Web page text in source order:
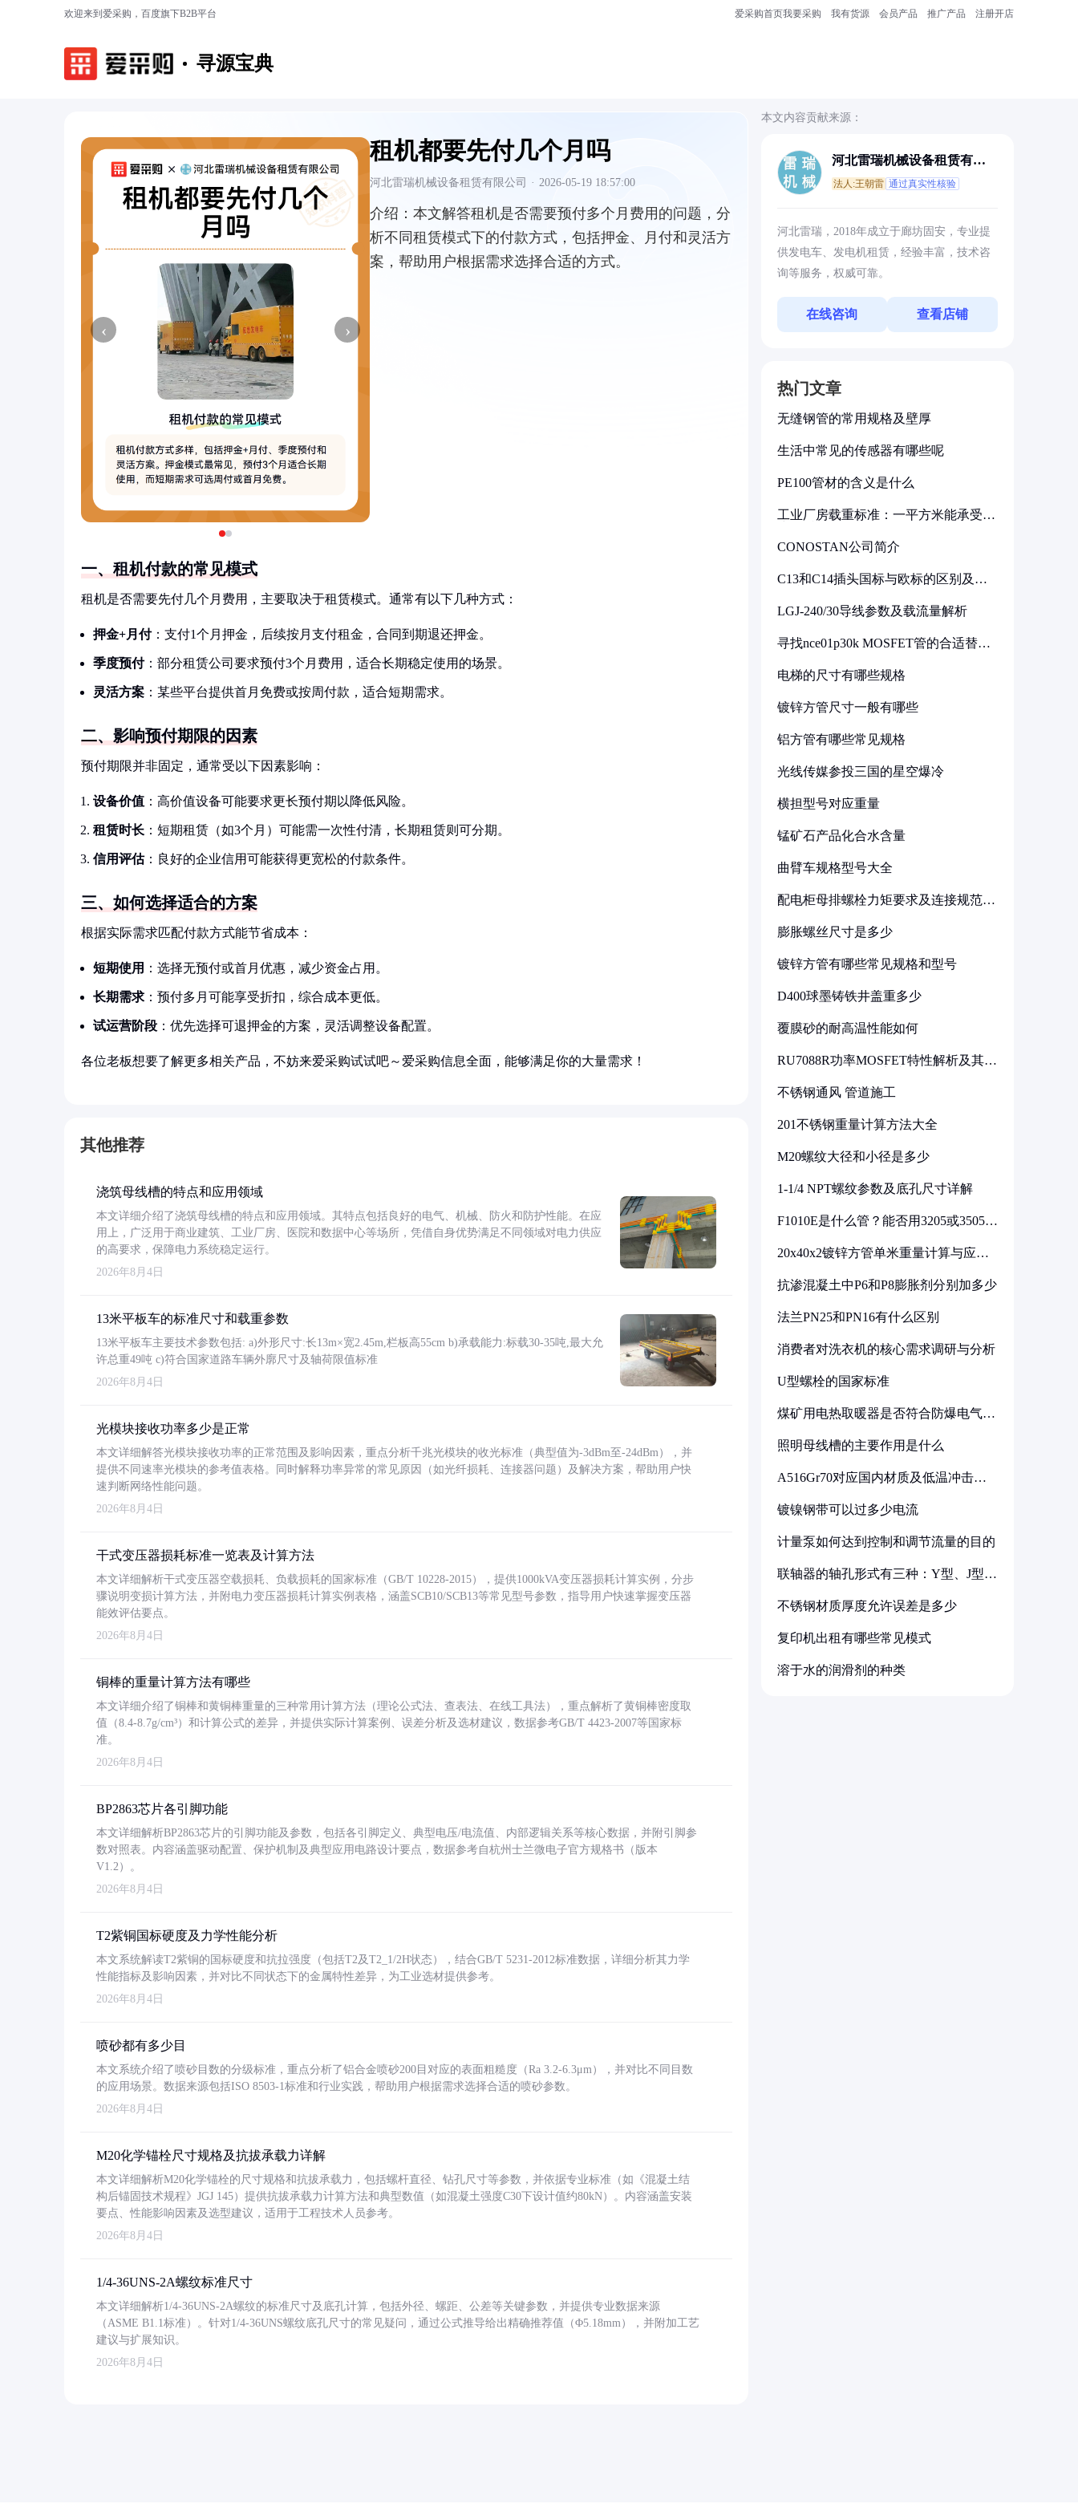
欢迎来到爱采购，百度旗下B2B平台 爱采购首页我要采购 我有货源 会员产品 推广产品 注册开店
寻源宝典
‹ ›
租机都要先付几个月吗
河北雷瑞机械设备租赁有限公司 · 2026-05-19 18:57:00
介绍： 本文解答租机是否需要预付多个月费用的问题，分
析不同租赁模式下的付款方式，包括押金、月付和灵活方
案，帮助用户根据需求选择合适的方式。
一、租机付款的常见模式
租机是否需要先付几个月费用，主要取决于租赁模式。通常有以下几种方式：
押金+月付：支付1个月押金，后续按月支付租金，合同到期退还押金。
季度预付：部分租赁公司要求预付3个月费用，适合长期稳定使用的场景。
灵活方案 ：某些平台提供首月免费或按周付款，适合短期需求。
二、影响预付期限的因素
预付期限并非固定，通常受以下因素影响：
设备价值 ：高价值设备可能要求更长预付期以降低风险。
租赁时长 ：短期租赁（如3个月）可能需一次性付清，长期租赁则可分期。
信用评估：良好的企业信用可能获得更宽松的付款条件。
三、如何选择适合的方案
根据实际需求匹配付款方式能节省成本：
短期使用 ：选择无预付或首月优惠，减少资金占用。
长期需求 ：预付多月可能享受折扣，综合成本更低。
试运营阶段 ：优先选择可退押金的方案，灵活调整设备配置。
各位老板想要了解更多相关产品，不妨来爱采购试试吧～爱采购信息全面，能够满足你的大量需求！
其他推荐
浇筑母线槽的特点和应用领域
本文详细介绍了浇筑母线槽的特点和应用领域。其特点包括良好的电气、机械、防火和防护性能。在应
用上，广泛用于商业建筑、工业厂房、医院和数据中心等场所，凭借自身优势满足不同领域对电力供应
的高要求，保障电力系统稳定运行。
2026年8月4日
13米平板车的标准尺寸和载重参数
13米平板车主要技术参数包括: a)外形尺寸:长13m×宽2.45m,栏板高55cm b)承载能力:标载30-35吨,最大允
许总重49吨 c)符合国家道路车辆外廓尺寸及轴荷限值标准
2026年8月4日
光模块接收功率多少是正常
本文详细解答光模块接收功率的正常范围及影响因素，重点分析千兆光模块的收光标准（典型值为-3dBm至-24dBm），并
提供不同速率光模块的参考值表格。同时解释功率异常的常见原因（如光纤损耗、连接器问题）及解决方案，帮助用户快
速判断网络性能问题。
2026年8月4日
干式变压器损耗标准一览表及计算方法
本文详细解析干式变压器空载损耗、负载损耗的国家标准（GB/T 10228-2015），提供1000kVA变压器损耗计算实例，分步
骤说明变损计算方法，并附电力变压器损耗计算实例表格，涵盖SCB10/SCB13等常见型号参数，指导用户快速掌握变压器
能效评估要点。
2026年8月4日
铜棒的重量计算方法有哪些
本文详细介绍了铜棒和黄铜棒重量的三种常用计算方法（理论公式法、查表法、在线工具法），重点解析了黄铜棒密度取
值（8.4-8.7g/cm³）和计算公式的差异，并提供实际计算案例、误差分析及选材建议，数据参考GB/T 4423-2007等国家标
准。
2026年8月4日
BP2863芯片各引脚功能
本文详细解析BP2863芯片的引脚功能及参数，包括各引脚定义、典型电压/电流值、内部逻辑关系等核心数据，并附引脚参
数对照表。内容涵盖驱动配置、保护机制及典型应用电路设计要点，数据参考自杭州士兰微电子官方规格书（版本
V1.2）。
2026年8月4日
T2紫铜国标硬度及力学性能分析
本文系统解读T2紫铜的国标硬度和抗拉强度（包括T2及T2_1/2H状态），结合GB/T 5231-2012标准数据，详细分析其力学
性能指标及影响因素，并对比不同状态下的金属特性差异，为工业选材提供参考。
2026年8月4日
喷砂都有多少目
本文系统介绍了喷砂目数的分级标准，重点分析了铝合金喷砂200目对应的表面粗糙度（Ra 3.2-6.3μm），并对比不同目数
的应用场景。数据来源包括ISO 8503-1标准和行业实践，帮助用户根据需求选择合适的喷砂参数。
2026年8月4日
M20化学锚栓尺寸规格及抗拔承载力详解
本文详细解析M20化学锚栓的尺寸规格和抗拔承载力，包括螺杆直径、钻孔尺寸等参数，并依据专业标准（如《混凝土结
构后锚固技术规程》JGJ 145）提供抗拔承载力计算方法和典型数值（如混凝土强度C30下设计值约80kN）。内容涵盖安装
要点、性能影响因素及选型建议，适用于工程技术人员参考。
2026年8月4日
1/4-36UNS-2A螺纹标准尺寸
本文详细解析1/4-36UNS-2A螺纹的标准尺寸及底孔计算，包括外径、螺距、公差等关键参数，并提供专业数据来源
（ASME B1.1标准）。针对1/4-36UNS螺纹底孔尺寸的常见疑问，通过公式推导给出精确推荐值（Φ5.18mm），并附加工艺
建议与扩展知识。
2026年8月4日
本文内容贡献来源：
河北雷瑞机械设备租赁有限
法人:王朝雷 通过真实性核验
河北雷瑞，2018年成立于廊坊固安，专业提
供发电车、发电机租赁，经验丰富，技术咨
询等服务，权威可靠。
在线咨询 查看店铺
热门文章
无缝钢管的常用规格及壁厚
生活中常见的传感器有哪些呢
PE100管材的含义是什么
工业厂房载重标准：一平方米能承受多
CONOSTAN公司简介
C13和C14插头国标与欧标的区别及其
LGJ-240/30导线参数及载流量解析
寻找nce01p30k MOSFET管的合适替代
电梯的尺寸有哪些规格
镀锌方管尺寸一般有哪些
铝方管有哪些常见规格
光线传媒参投三国的星空爆冷
横担型号对应重量
锰矿石产品化合水含量
曲臂车规格型号大全
配电柜母排螺栓力矩要求及连接规范详
膨胀螺丝尺寸是多少
镀锌方管有哪些常见规格和型号
D400球墨铸铁井盖重多少
覆膜砂的耐高温性能如何
RU7088R功率MOSFET特性解析及其在
不锈钢通风 管道施工
201不锈钢重量计算方法大全
M20螺纹大径和小径是多少
1-1/4 NPT螺纹参数及底孔尺寸详解
F1010E是什么管？能否用3205或3505代
20x40x2镀锌方管单米重量计算与应用
抗渗混凝土中P6和P8膨胀剂分别加多少
法兰PN25和PN16有什么区别
消费者对洗衣机的核心需求调研与分析
U型螺栓的国家标准
煤矿用电热取暖器是否符合防爆电气设
照明母线槽的主要作用是什么
A516Gr70对应国内材质及低温冲击要
镀镍钢带可以过多少电流
计量泵如何达到控制和调节流量的目的
联轴器的轴孔形式有三种：Y型、J型、
不锈钢材质厚度允许误差是多少
复印机出租有哪些常见模式
溶于水的润滑剂的种类